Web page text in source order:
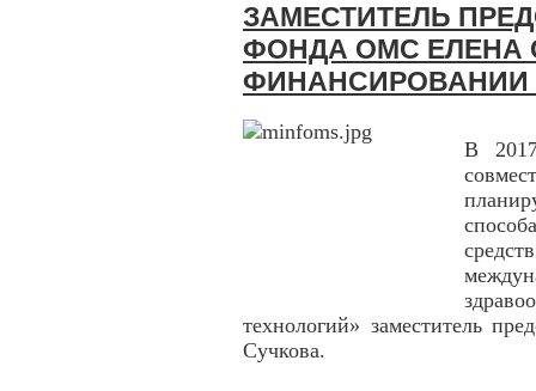
ЗАМЕСТИТЕЛЬ
ФОНДА ОМС ЕЛЕНА
В
технологий» заместитель
Сучкова.